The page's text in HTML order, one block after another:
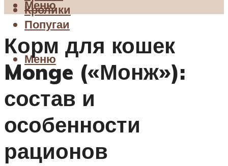
Кролики
Попугаи
Меню
Меню
Корм для кошек
Monge («Монж»):
состав и
особенности
рационов